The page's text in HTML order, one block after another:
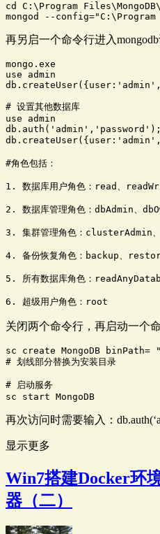
cd C:\Program
mongod --
再另启一个命令行进入
mongo.exe
use admin
# 设置其他数据库
use admin
db.auth('admin','password');
#角色包括：
1. 数据库用户角色：read、
2. 数据库管理角色：dbAdmin
3. 集群管理角色：
4. 备份恢复角色：backup、
5. 所有数据库角色：
6. 超级用户角色：root
关闭两个命令行，再启动一个
sc create MongoDB binPath=
# 划线部分替换为安装目录
# 启动服务
sc start MongoDB
再次访问时需要输入：
显示更多
Win7搭建Docker环
器（二）